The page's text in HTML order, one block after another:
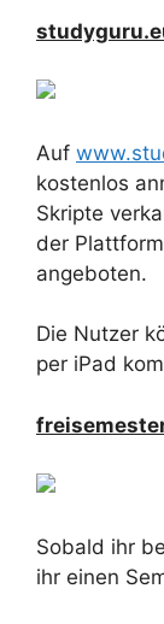
Auf
kostenlos
Skripte
der
angeboten.
Die Nutzer
per iPad
Sobald ihr
ihr einen